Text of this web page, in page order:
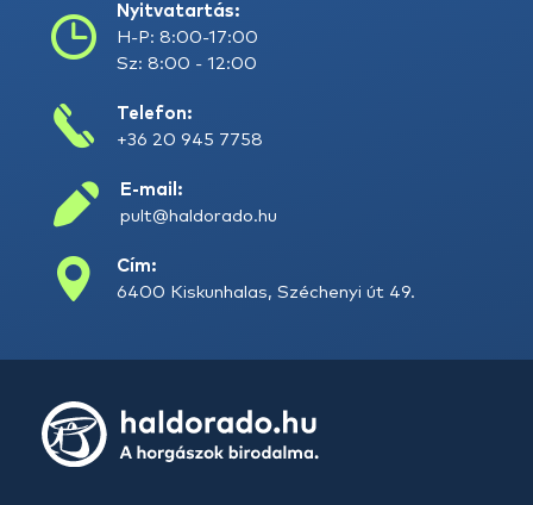
Nyitvatartás:
H-P: 8:00-17:00
Sz: 8:00 - 12:00
Telefon:
+36 20 945 7758
E-mail:
pult@haldorado.hu
Cím:
6400 Kiskunhalas, Széchenyi út 49.